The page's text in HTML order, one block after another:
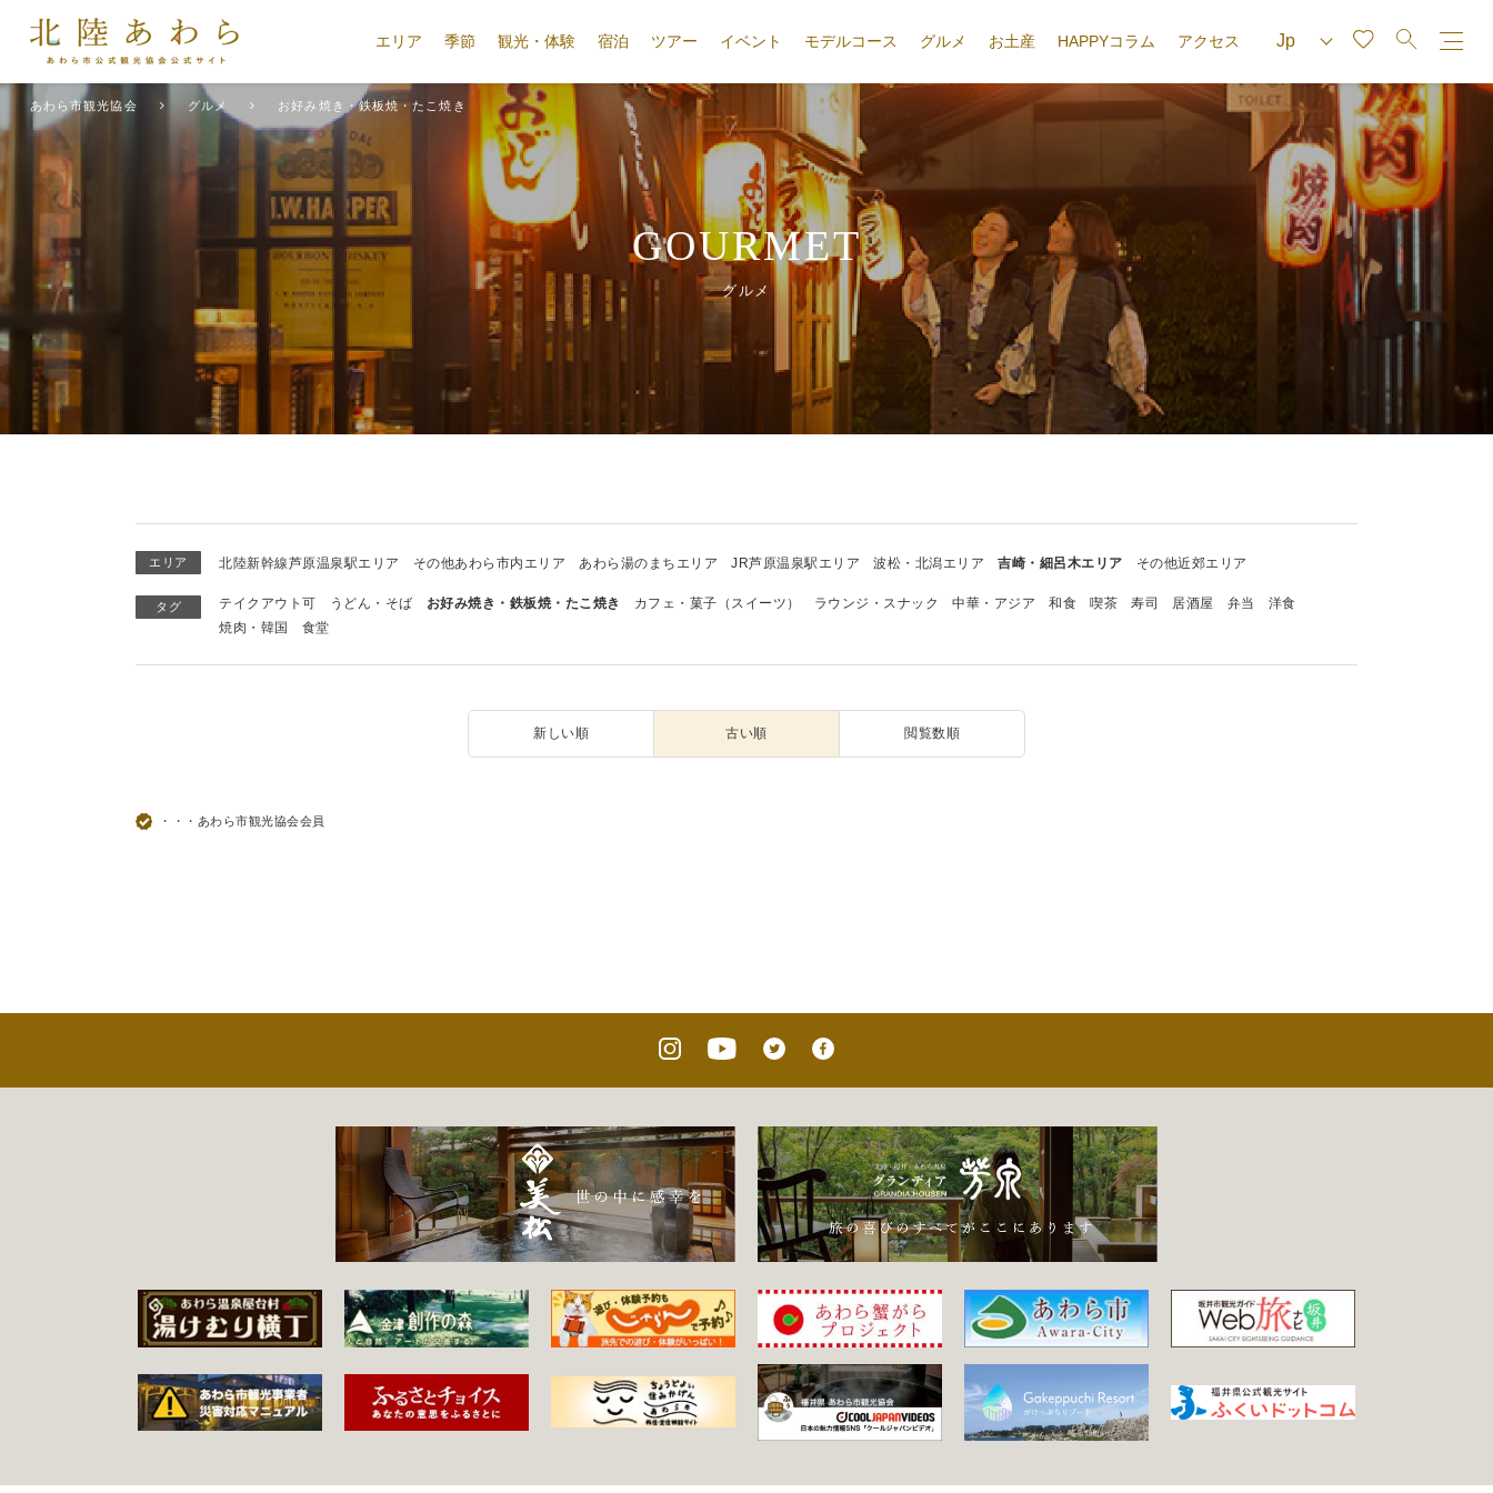
エリア 季節 観光・体験 宿泊 ツアー イベント モデルコース グルメ お土産 HAPPYコラム アクセス
あわら市観光協会 グルメ お好み焼き・鉄板焼・たこ焼き
GOURMET
グルメ
エリア 北陸新幹線芦原温泉駅エリア その他あわら市内エリア あわら湯のまちエリア JR芦原温泉駅エリア 波松・北潟エリア 吉崎・細呂木エリア その他近郊エリア
タグ テイクアウト可 うどん・そば お好み焼き・鉄板焼・たこ焼き カフェ・菓子（スイーツ） ラウンジ・スナック 中華・アジア 和食 喫茶 寿司 居酒屋 弁当
洋食
焼肉・韓国
食堂
新しい順 古い順 閲覧数順
・・・あわら市観光協会会員